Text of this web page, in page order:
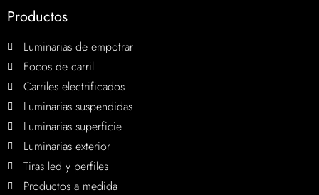
Productos
Luminarias de empotrar
Focos de carril
Carriles electrificados
Luminarias suspendidas
Luminarias superficie
Luminarias exterior
Tiras led y perfiles
Productos a medida